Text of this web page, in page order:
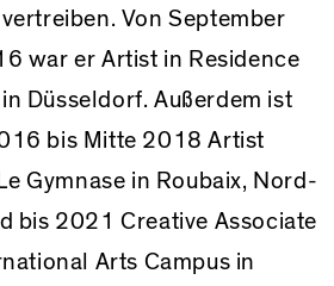
Von September
war er Artist in Residence
Düsseldorf. Außerdem ist
bis Mitte 2018 Artist
Gymnase in Roubaix, Nord-
bis 2021 Creative Associate
Arts Campus in